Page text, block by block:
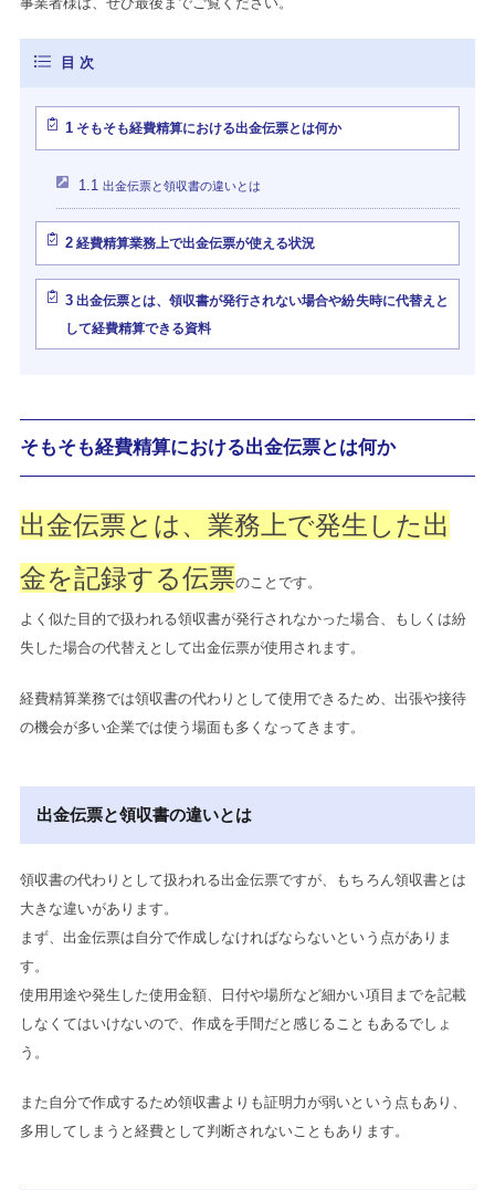
1そもそも経費精算における出金伝票とは何か
1.1 出金伝票と領収書の違いとは
2経費精算業務上で出金伝票が使える状況
3出金伝票とは、領収書が発行されない場合や紛失時に代替えと
して経費精算できる資料
そもそも経費精算における出金伝票とは何か
出金伝票とは、業務上で発生した出
金を記録する伝票のことです。
よく似た目的で扱われる領収書が発行されなかった場合、もしくは紛
失した場合の代替えとして出金伝票が使用されます。
経費精算業務では領収書の代わりとして使用できるため、出張や接待
の機会が多い企業では使う場面も多くなってきます。
出金伝票と領収書の違いとは
領収書の代わりとして扱われる出金伝票ですが、もちろん領収書とは
大きな違いがあります。
まず、出金伝票は自分で作成しなければならないという点がありま
す。
使用用途や発生した使用金額、日付や場所など細かい項目までを記載
しなくてはいけないので、作成を手間だと感じることもあるでしょ
う。
また自分で作成するため領収書よりも証明力が弱いという点もあり、
多用してしまうと経費として判断されないこともあります。